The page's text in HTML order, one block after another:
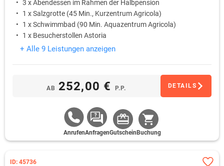
3 x Abendessen im Rahmen der Halbpension
1 x Salzgrotte (45 Min., Kurzentrum Agricola)
1 x Schwimmbad (90 Min. Aquazentrum Agricola)
1 x Besucherstollen Astoria
+ Alle 9 Leistungen anzeigen
AB 252,00 € P.P. DETAILS
AnrufenAnfragenGutschein Buchung
ID: 45736